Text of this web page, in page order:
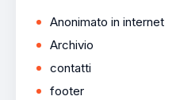
Anonimato in internet
Archivio
contatti
footer